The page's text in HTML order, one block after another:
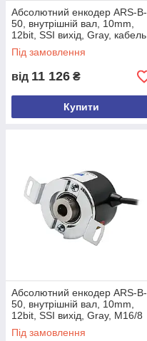
Абсолютний енкодер ARS-B-
50, внутрішній вал, 10mm,
12bit, SSI вихід, Gray, кабель
5м, задній+спираль
Під замовлення
від 11 126 ₴
Купити
Абсолютний енкодер ARS-B-
50, внутрішній вал, 10mm,
12bit, SSI вихід, Gray, M16/8
male conn., задній+спираль
Під замовлення